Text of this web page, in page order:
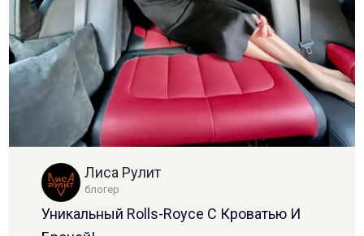
Лиса Рулит
блогер
Уникальный Rolls-Royce С Кроватью И